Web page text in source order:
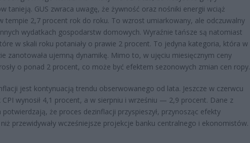
tanieją. GUS zwraca uwagę, że żywność oraz nośniki energii wciąż
tempie 2,7 procent rok do roku. To wzrost umiarkowany, ale odczuwalny
wydatkach gospodarstw domowych. Wyraźnie tańsze są natomiast
w skali roku potaniały o prawie 2 procent. To jedyna kategoria, która w
zanotowała ujemną dynamikę. Mimo to, w ujęciu miesięcznym ceny
o ponad 2 procent, co może być efektem sezonowych zmian cen ropy.
jest kontynuacją trendu obserwowanego od lata. Jeszcze w czerwcu
CPI wynosił 4,1 procent, a w sierpniu i wrześniu — 2,9 procent. Dane z
potwierdzają, że proces dezinflacji przyspieszył, przynosząc efekty
przewidywały wcześniejsze projekcje banku centralnego i ekonomistów.